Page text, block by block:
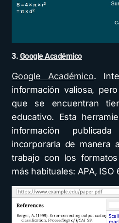
3. Google Académico
Google Académico.
información valiosa,
que se encuentran
educativo. Esta
información
incorporarla de manera
trabajo con los
más habituales: APA, ISO